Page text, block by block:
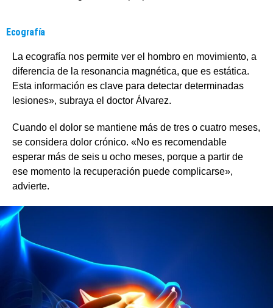
Ecografía
La ecografía nos permite ver el hombro en movimiento, a
diferencia de la resonancia magnética, que es estática.
Esta información es clave para detectar determinadas
lesiones», subraya el doctor Álvarez.
Cuando el dolor se mantiene más de tres o cuatro meses,
se considera dolor crónico. «No es recomendable
esperar más de seis u ocho meses, porque a partir de
ese momento la recuperación puede complicarse»,
advierte.